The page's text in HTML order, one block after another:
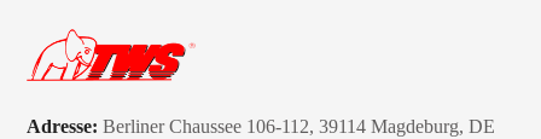
Adresse: Berliner Chaussee 106-112,39114 Magdeburg, DE